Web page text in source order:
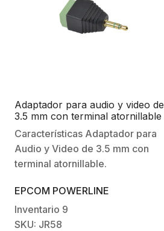
Adaptador para audio y video de
3.5 mm con terminal atornillable
Características Adaptador para
Audio y Video de 3.5 mm con
terminal atornillable.
EPCOM POWERLINE
Inventario 9
SKU: JR58